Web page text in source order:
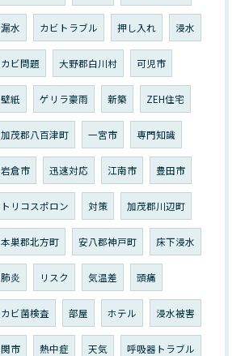
漏水 カビトラブル 押し入れ 浸水
カビ問題 大野郡白川村 可児市
壁紙 ゲリラ豪雨 新築 ZEH住宅
加茂郡八百津町 一宮市 専門知識
岩倉市 迅速対応 江南市 豊田市
トリコスポロン 対策 加茂郡川辺町
本巣郡北方町 安八郡神戸町 床下浸水
肺炎 リスク 気温差 頭痛
カビ菌検査 部屋 ホテル 浸水被害
関市 熱中症 天気 呼吸器トラブル